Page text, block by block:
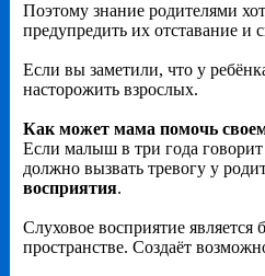
Поэтому знание родителями
предупредить их отставание и
Если вы заметили, что у
насторожить взрослых.
Как может мама помочь
Если малыш в три года говорит
должно вызвать тревогу у
восприятия.
Слуховое восприятие
пространстве. Создаёт